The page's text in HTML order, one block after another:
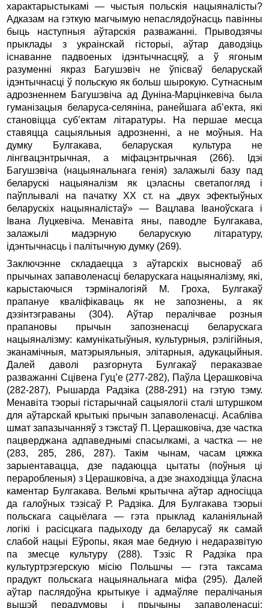
характарыстыкамі — чыстыя польскія нацыяналісты?
Адказам на гэткую магчымую непаслядоўнасць павінны
быць наступныя аўтарскія разважанні. Прыводзячы
прыклады з украінскай гісторыі, аўтар даводзіць
існаванне падвоеных ідэнтычнасцяў, a ў ягоным
разуменні якраз Багушэвіч не ўпісваў беларускай
ідэнтычнасці ў польскую як больш шырокую. Сутнасным
адрозненнем Багушэвіча ад Дуніна-Марцінкевіча была
гуманізацыя беларуса-селяніна, ранейшага аб’екта, які
становіцца суб’ектам літаратуры. На першае месца
ставяцца сацыяльныя адрозненні, а не моўныя. На
думку Булгакава, беларуская культура не
лінгвацэнтрычная, a міфацэнтрычная (266). Ідэі
Багушэвіча (нацыянальнага генія) залажылі базу пад
беларускі нацыяналізм як цэласны светапогляд i
паўплывалі на пачатку XX ст. на „двух эфектыўных
беларускіх нацыяналістаў» — Вацлава Іваноўскага i
Івана Луцкевіча. Менавіта яны, паводле Булгакава,
залажылі мадэрную беларускую літаратуру,
ідэнтычнасць i палітычную думку (269).
Заключэнне складаецца з аўтарскіх высноваў аб
прычынах запаволенасці беларускага нацыяналізму, які,
карыстаючыся тэрміналогіяй М. Гроха, Булгакаў
прапануе кваліфікаваць як не запознены, а як
дэзінтэграваны (304). Аўтар пералічвае розныя
прапановы прычын запозненасці бела­рускага
нацыяналізму: камунікатыўныя, культурныя, рэлігійныя,
эканамічныя, матэрыяльныя, элітарныя, адукацыйныя.
Далей даволі разгорнута Булгакаў пераказвае
разважанні Сцівена Гуц’е (277-282), Паўла Церашковіча
(282-287), Рышарда Радзіка (288-291) на гэтую тэму.
Менавіта тэорыі гістарычнай сацыялогіі сталі штуршком
для аўтарскай крытыкі прычын запаволенасці. Асабліва
шмат запазычанняў з тэкстаў П. Церашковіча, дзе частка
пацверджана адпаведнымі спасылкамі, а частка — не
(283, 285, 286, 287). Такім чынам, часам цяжка
зарыентавацца, дзе падаюцца цытаты (поўныя ці
пераробленыя) з Церашковіча, а дзе знаходзіцца ўласна
каментар Булгакава. Вельмі крытычна аўтар адносіцца
да галоўных тэзісаў Р. Радзіка. Для Булгакава тэорыі
польскага сацыёлага — гэта прыклад каланіяльнай
логікі i расісцкага падыходу да беларусаў як самай
слабой нацыі Еўропы, якая мае бедную i недаразвітую
па змесце культуру (288). Тэзіс R Радзіка пра
культуртрэгерскую місію Польшчы — гэта таксама
прадукт польскага нацыянальнага міфа (295). Далей
аўтар паслядоўна крытыкуе i адмаўляе пералічаныя
вышэй перадумовы i прычыны запаволенасці: